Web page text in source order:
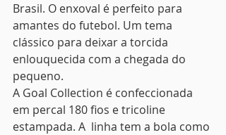
Brasil. O enxoval é perfeito para
amantes do futebol. Um tema
clássico para deixar a torcida
enlouquecida com a chegada do
pequeno.
A Goal Collection é confeccionada
em percal 180 fios e tricoline
estampada. A  linha tem a bola como